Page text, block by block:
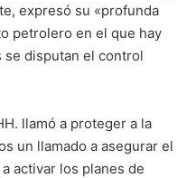
expresó su «profunda
petrolero en el que hay
se disputan el control
llamó a proteger a la
un llamado a asegurar el
activar los planes de